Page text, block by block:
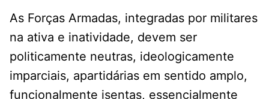
As Forças Armadas, integradas por militares
na ativa e inatividade, devem ser
politicamente neutras, ideologicamente
imparciais, apartidárias em sentido amplo,
funcionalmente isentas, essencialmente